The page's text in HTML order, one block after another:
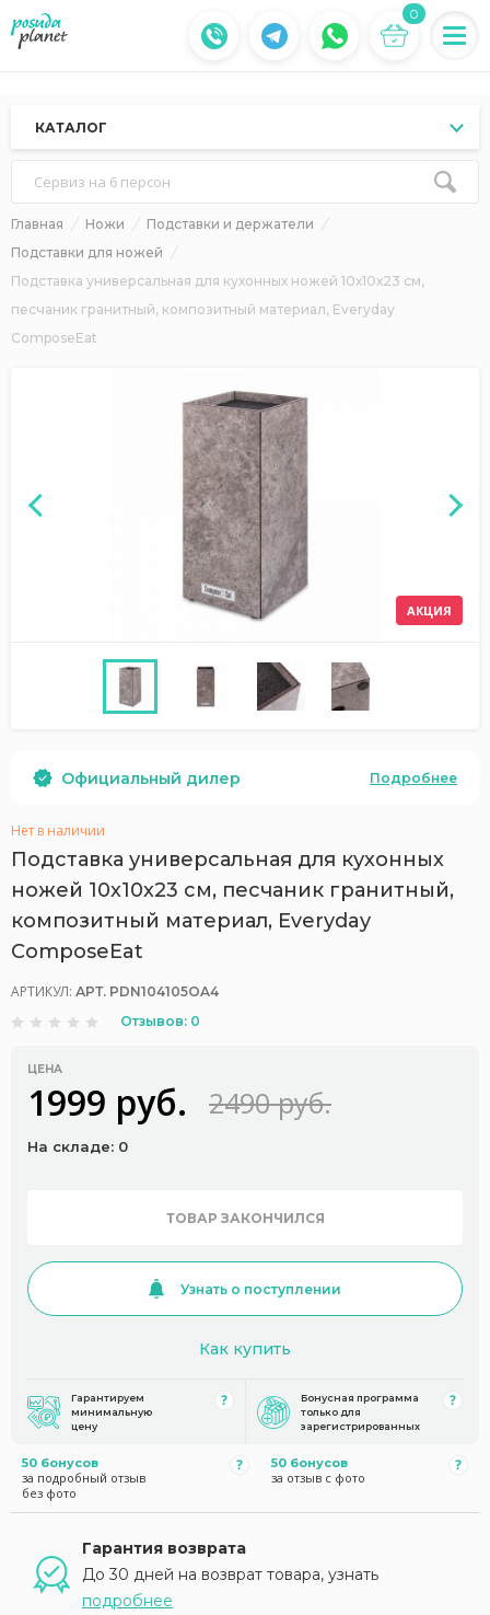
0
КАТАЛОГ
Сервиз на 6 персон
Главная Ножи
Подставки и держатели
Подставки для ножей
Подставка универсальная для кухонных ножей 10х10х23 см,
песчаник гранитный, композитный материал, Everyday
ComposeEat
АКЦИЯ
Официальный дилер Подробнее
Нет в наличии
Подставка универсальная для кухонных
ножей 10х10х23 см, песчаник гранитный,
композитный материал, Everyday
ComposeEat
АРТИКУЛ: АРТ. PDN104105OA4
Отзывов: 0
ЦЕНА
1999 руб. 2490 руб.
На складе: 0
ТОВАР ЗАКОНЧИЛСЯ
Узнать о поступлении
Как купить
Гарантируем
минимальную
цену
Бонусная программа
только для
зарегистрированных
50 бонусов
за подробный отзыв
без фото
50 бонусов
за отзыв с фото
Гарантия возврата
До 30 дней на возврат товара, узнать
подробнее